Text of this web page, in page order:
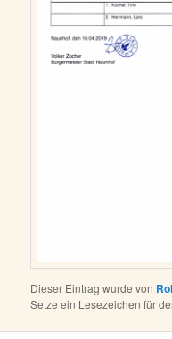
Dieser Eintrag wurde von
Setze ein Lesezeichen für